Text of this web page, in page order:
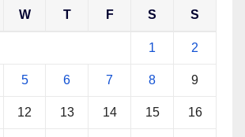
W T F S S
1 2
5 6 7 8 9
12 13 14 15 16